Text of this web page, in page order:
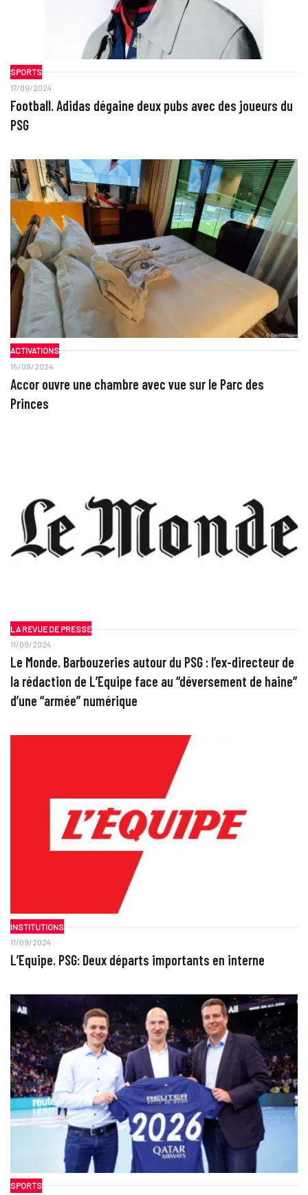
SPORTS
17/09/2024
Football. Adidas dégaine deux pubs avec des joueurs du
PSG
ACTIVATIONS
15/09/2024
Accor ouvre une chambre avec vue sur le Parc des
Princes
LA REVUE DE PRESSE
11/09/2024
Le Monde. Barbouzeries autour du PSG : l’ex-directeur de
la rédaction de L’Equipe face au “déversement de haine”
d’une “armée” numérique
INSTITUTIONS
11/09/2024
L’Equipe. PSG: Deux départs importants en interne
SPORTS